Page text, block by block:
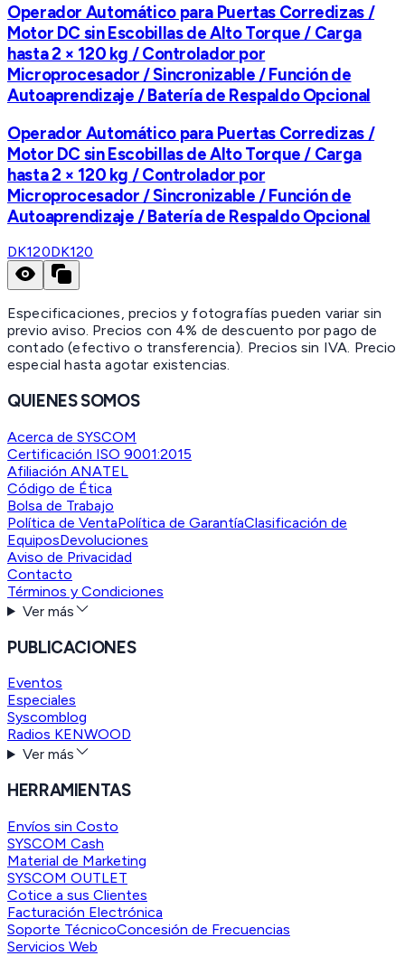
Operador Automático para Puertas Corredizas /
Motor DC sin Escobillas de Alto Torque / Carga
hasta 2 × 120 kg / Controlador por
Microprocesador / Sincronizable / Función de
Autoaprendizaje / Batería de Respaldo Opcional
Operador Automático para Puertas Corredizas /
Motor DC sin Escobillas de Alto Torque / Carga
hasta 2 × 120 kg / Controlador por
Microprocesador / Sincronizable / Función de
Autoaprendizaje / Batería de Respaldo Opcional
DK120DK120
Especificaciones, precios y fotografías pueden variar sin
previo aviso. Precios con 4% de descuento por pago de
contado (efectivo o transferencia). Precios sin IVA. Precio
especial hasta agotar existencias.
QUIENES SOMOS
Acerca de SYSCOM
Certificación ISO 9001:2015
Afiliación ANATEL
Código de Ética
Bolsa de Trabajo
Política de VentaPolítica de GarantíaClasificación de
EquiposDevoluciones
Aviso de Privacidad
Contacto
Términos y Condiciones
Ver más
PUBLICACIONES
Eventos
Especiales
Syscomblog
Radios KENWOOD
Ver más
HERRAMIENTAS
Envíos sin Costo
SYSCOM Cash
Material de Marketing
SYSCOM OUTLET
Cotice a sus Clientes
Facturación Electrónica
Soporte TécnicoConcesión de Frecuencias
Servicios Web